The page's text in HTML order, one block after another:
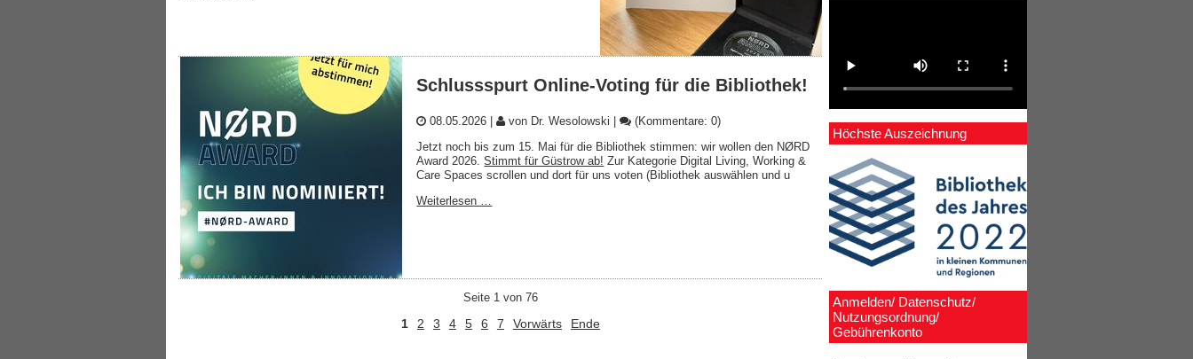
Höchste Auszeichnung
Anmelden/ Datenschutz/
Nutzungsordnung/
Gebührenkonto
Schlussspurt Online-Voting für die Bibliothek!
08.05.2026 | von Dr. Wesolowski |
(Kommentare: 0)
Jetzt noch bis zum 15. Mai für die Bibliothek stimmen: wir wollen den NØRD
Award 2026.Stimmt für Güstrow ab! Zur Kategorie Digital Living, Working &
Care Spaces scrollen und dort für uns voten (Bibliothek auswählen und u
Weiterlesen …
Seite 1 von 76
1 2 3 4 5 6 7 Vorwärts Ende